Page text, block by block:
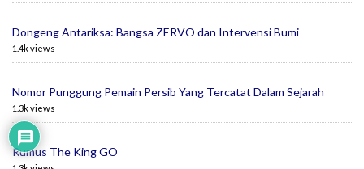
Dongeng Antariksa: Bangsa ZERVO dan Intervensi Bumi
1.4k views
Nomor Punggung Pemain Persib Yang Tercatat Dalam Sejarah
1.3k views
Rumus The King GO